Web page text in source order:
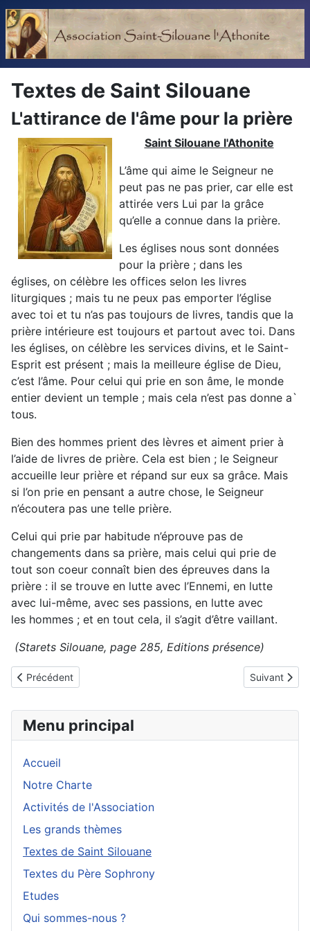
Menu principal
Accueil
Notre Charte
Activités de l'Association
Les grands thèmes
Textes de Saint Silouane
Textes du Père Sophrony
Etudes
Qui sommes-nous ?
Textes de Saint Silouane
L'attirance de l'âme pour la prière
Saint Silouane l'Athonite
L’âme qui aime le Seigneur ne
peut pas ne pas prier, car elle est
attirée vers Lui par la grâce
qu’elle a connue dans la prière.
Les églises nous sont données
pour la prière ; dans les
églises, on célèbre les offices selon les livres
liturgiques ; mais tu ne peux pas emporter l’église
avec toi et tu n’as pas toujours de livres, tandis que la
prière intérieure est toujours et partout avec toi. Dans
les églises, on célèbre les services divins, et le Saint-
Esprit est présent ; mais la meilleure église de Dieu,
c’est l’âme. Pour celui qui prie en son âme, le monde
entier devient un temple ; mais cela n’est pas donne a`
tous.
Bien des hommes prient des lèvres et aiment prier à
l’aide de livres de prière. Cela est bien ; le Seigneur
accueille leur prière et répand sur eux sa grâce. Mais
si l’on prie en pensant a autre chose, le Seigneur
n’écoutera pas une telle prière.
Celui qui prie par habitude n’éprouve pas de
changements dans sa prière, mais celui qui prie de
tout son coeur connaît bien des épreuves dans la
prière : il se trouve en lutte avec l’Ennemi, en lutte
avec lui-même, avec ses passions, en lutte avec
les hommes ; et en tout cela, il s’agit d’être vaillant.
(Starets Silouane, page 285, Editions présence)
Article précédent : Le combat spirituel
Précédent Article
Suivant